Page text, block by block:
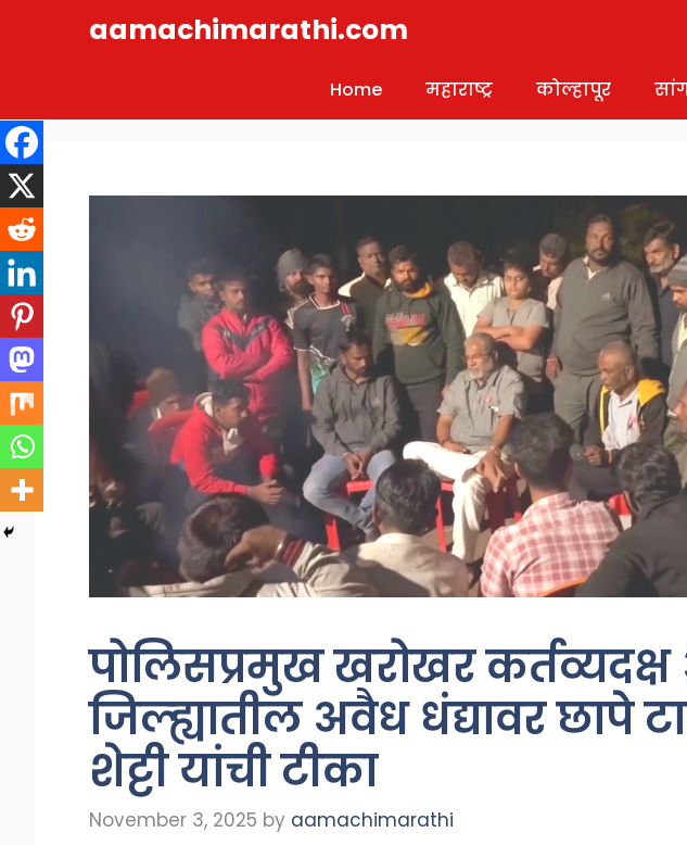
aamachimarathi.com
Home महाराष्ट्र कोल्हापूर
पोलिसप्रमुख खरोखर
जिल्ह्यातील अवैध धंद्यावर छापे
शेट्टी यांची टीका
November 3, 2025 by aamachimarathi